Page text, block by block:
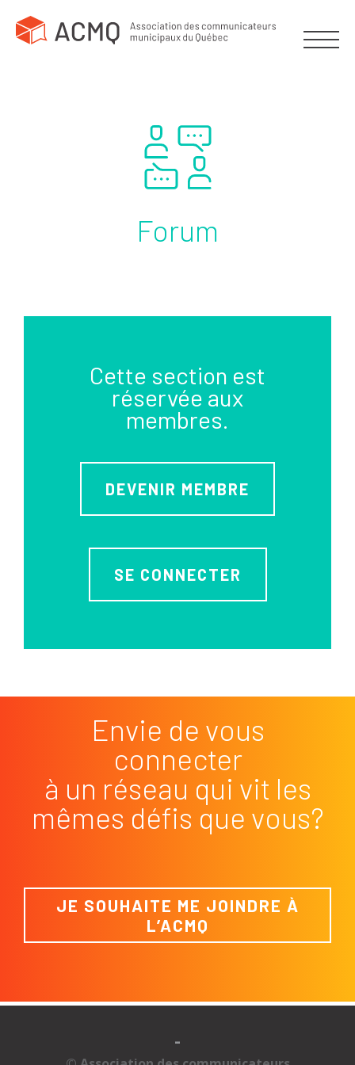
Forum
Cette section est
réservée aux
membres.
DEVENIR MEMBRE
SE CONNECTER
Envie de vous
connecter
à un réseau qui vit les
mêmes défis que vous?
JE SOUHAITE ME JOINDRE À
L’ACMQ
-